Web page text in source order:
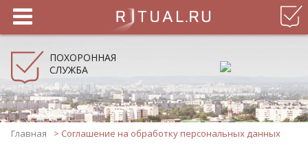
ПОХОРОННАЯ
СЛУЖБА
Главная > Соглашение на обработку персональных данных